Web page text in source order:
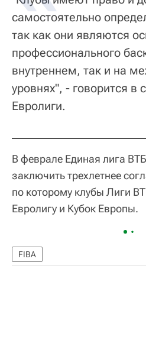
самостоятельно
так как они являются
профессионального
внутреннем, так и на
уровнях", - говорится в
Евролиги.
В феврале Единая лига
заключить трехлетнее
по которому клубы Лиги
Евролигу и Кубок Европы.
FIBA